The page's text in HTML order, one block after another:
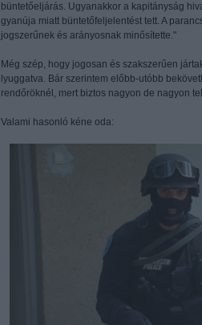
büntetőeljárás. Ugyanakkor a kapitányság
gyanúja miatt büntetőfeljelentést tett. A
jogszerűnek és arányosnak minősítette."
Még szép, hogy jogosan és szakszerűen
lyuggatva. Bár szerintem előbb-utóbb
rendőröknél, mert biztos nagyon de nagyon
Valami hasonló kéne oda: